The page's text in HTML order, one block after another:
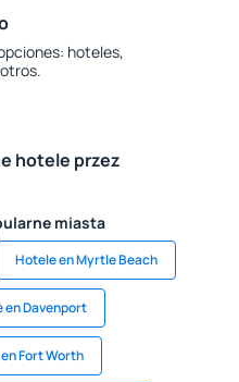
hoteles,
hotele przez
miasta
Hotele en Myrtle Beach
en Davenport
Fort Worth